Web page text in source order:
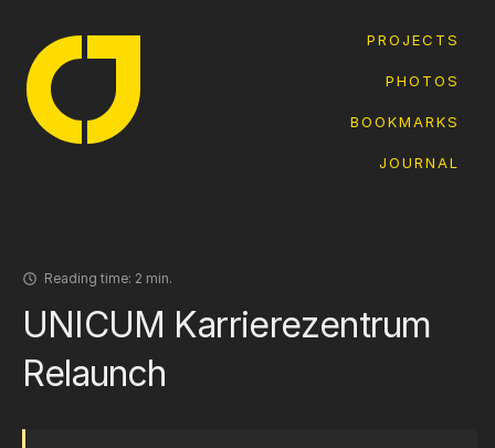
PROJECTS
PHOTOS
BOOKMARKS
JOURNAL
Reading time: 2 min.
UNICUM Karrierezentrum
Relaunch